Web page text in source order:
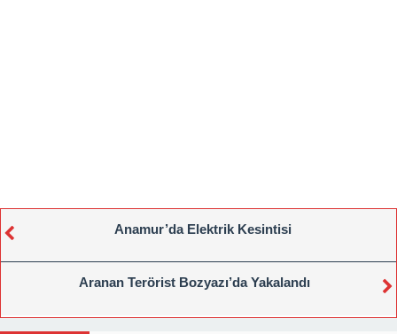
Anamur’da Elektrik Kesintisi
Aranan Terörist Bozyazı’da Yakalandı